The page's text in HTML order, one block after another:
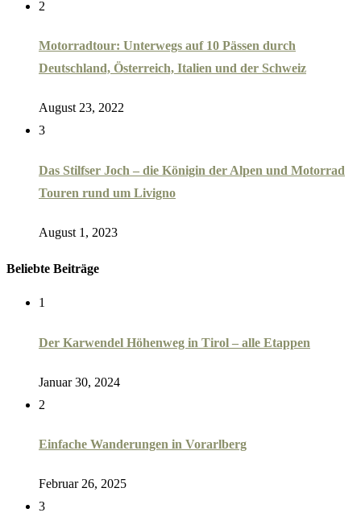
2
Motorradtour: Unterwegs auf 10 Pässen durch
Deutschland, Österreich, Italien und der Schweiz
August 23, 2022
3
Das Stilfser Joch – die Königin der Alpen und Motorrad
Touren rund um Livigno
August 1, 2023
Beliebte Beiträge
1
Der Karwendel Höhenweg in Tirol – alle Etappen
Januar 30, 2024
2
Einfache Wanderungen in Vorarlberg
Februar 26, 2025
3